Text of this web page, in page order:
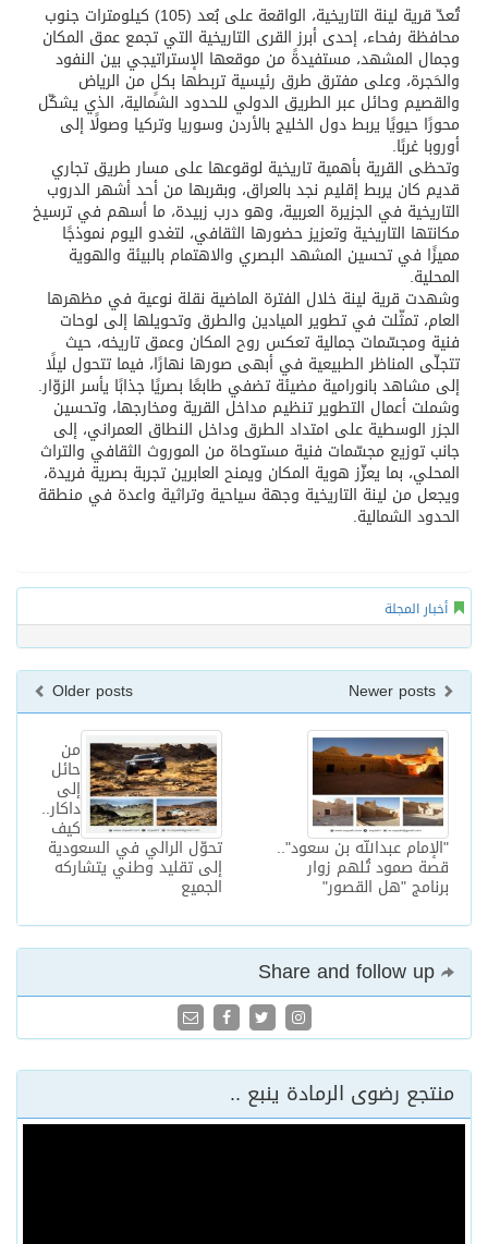
تُعدّ قرية لينة التاريخية، الواقعة على بُعد (105) كيلومترات جنوب
محافظة رفحاء، إحدى أبرز القرى التاريخية التي تجمع عمق المكان
وجمال المشهد، مستفيدةً من موقعها الإستراتيجي بين النفود
والحَجرة، وعلى مفترق طرق رئيسية تربطها بكلٍ من الرياض
والقصيم وحائل عبر الطريق الدولي للحدود الشمالية، الذي يشكّل
محورًا حيويًا يربط دول الخليج بالأردن وسوريا وتركيا وصولًا إلى
أوروبا غربًا.
وتحظى القرية بأهمية تاريخية لوقوعها على مسار طريق تجاري
قديم كان يربط إقليم نجد بالعراق، وبقربها من أحد أشهر الدروب
التاريخية في الجزيرة العربية، وهو درب زبيدة، ما أسهم في ترسيخ
مكانتها التاريخية وتعزيز حضورها الثقافي، لتغدو اليوم نموذجًا
مميزًا في تحسين المشهد البصري والاهتمام بالبيئة والهوية
المحلية.
وشهدت قرية لينة خلال الفترة الماضية نقلة نوعية في مظهرها
العام، تمثّلت في تطوير الميادين والطرق وتحويلها إلى لوحات
فنية ومجسّمات جمالية تعكس روح المكان وعمق تاريخه، حيث
تتجلّى المناظر الطبيعية في أبهى صورها نهارًا، فيما تتحول ليلًا
إلى مشاهد بانورامية مضيئة تضفي طابعًا بصريًا جذابًا يأسر الزوّار.
وشملت أعمال التطوير تنظيم مداخل القرية ومخارجها، وتحسين
الجزر الوسطية على امتداد الطرق وداخل النطاق العمراني، إلى
جانب توزيع مجسّمات فنية مستوحاة من الموروث الثقافي والتراث
المحلي، بما يعزّز هوية المكان ويمنح العابرين تجربة بصرية فريدة،
ويجعل من لينة التاريخية وجهة سياحية وتراثية واعدة في منطقة
الحدود الشمالية.
أخبار المجلة
Older posts
من
حائل
إلى
داكار..
كيف
تحوّل الرالي في السعودية
إلى تقليد وطني يتشاركه
الجميع
"الإمام عبدالله بن سعود"..
قصة صمود تُلهم زوار
برنامج "هل القصور"
منتجع رضوى الرمادة ينبع ..